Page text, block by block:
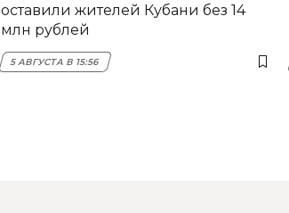
оставили жителей Кубани без 14
млн рублей
5 АВГУСТА В 15:56